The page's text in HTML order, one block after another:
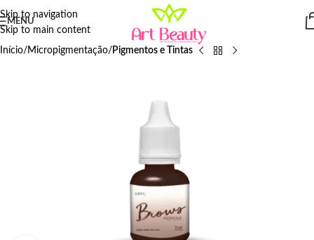
Skip to navigation
Skip to main content
MENU
Início Micropigmentação Pigmentos e Tintas